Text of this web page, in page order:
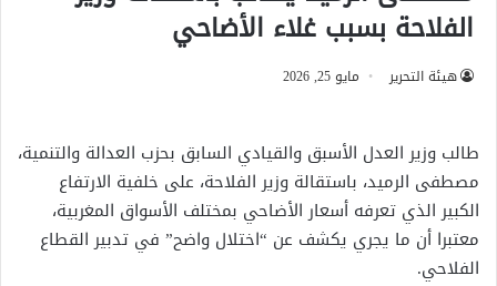
الفلاحة بسبب غلاء الأضاحي
هيئة التحرير مايو 25, 2026
طالب وزير العدل الأسبق والقيادي السابق بحزب العدالة والتنمية،
مصطفى الرميد، باستقالة وزير الفلاحة، على خلفية الارتفاع
الكبير الذي تعرفه أسعار الأضاحي بمختلف الأسواق المغربية،
معتبرا أن ما يجري يكشف عن “اختلال واضح” في تدبير القطاع
الفلاحي.